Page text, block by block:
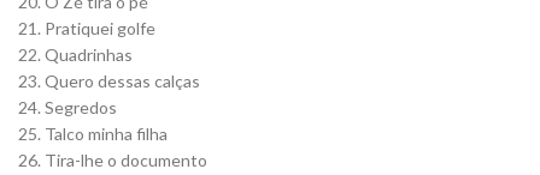
21. Pratiquei golfe
22. Quadrinhas
23. Quero dessas calças
24. Segredos
25. Talco minha filha
26. Tira-lhe o documento